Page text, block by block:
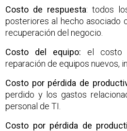
Costo de respuesta: todos
posteriores al hecho asociado
recuperación del negocio.
Costo del equipo: el costo
reparación de equipos nuevos,
Costo por pérdida de
perdido y los gastos
personal de TI.
Costo por pérdida de